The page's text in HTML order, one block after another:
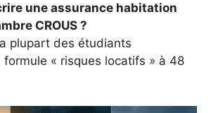
une assurance habitation
CROUS ?
plupart des étudiants
formule « risques locatifs » à 48